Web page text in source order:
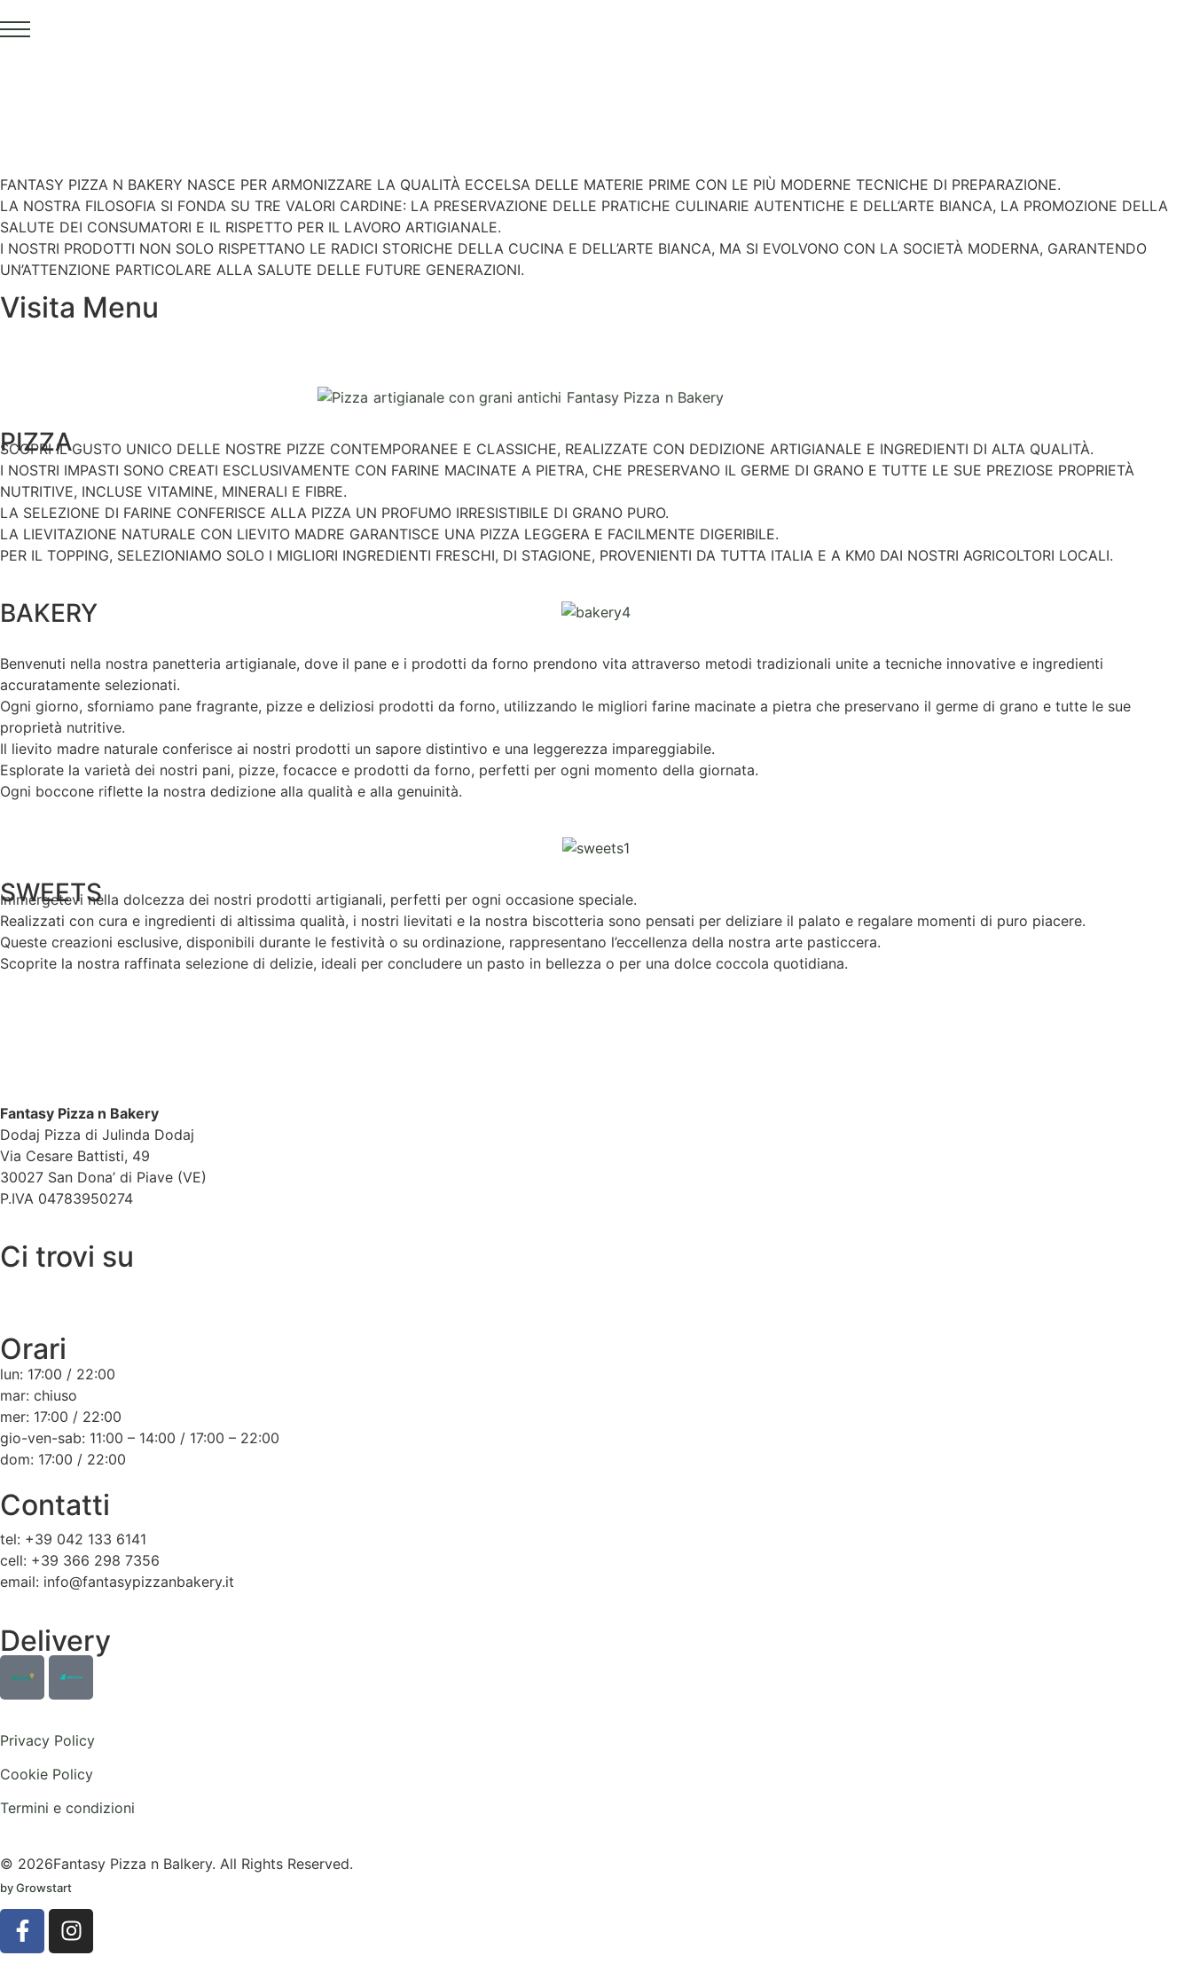
FANTASY PIZZA N BAKERY NASCE PER ARMONIZZARE LA QUALITÀ ECCELSA DELLE MATERIE PRIME CON LE PIÙ MODERNE TECNICHE DI PREPARAZIONE.
LA NOSTRA FILOSOFIA SI FONDA SU TRE VALORI CARDINE: LA PRESERVAZIONE DELLE PRATICHE CULINARIE AUTENTICHE E DELL’ARTE BIANCA, LA PROMOZIONE DELLA
SALUTE DEI CONSUMATORI E IL RISPETTO PER IL LAVORO ARTIGIANALE.
I NOSTRI PRODOTTI NON SOLO RISPETTANO LE RADICI STORICHE DELLA CUCINA E DELL’ARTE BIANCA, MA SI EVOLVONO CON LA SOCIETÀ MODERNA, GARANTENDO
UN’ATTENZIONE PARTICOLARE ALLA SALUTE DELLE FUTURE GENERAZIONI.
Visita Menu
PIZZA
SCOPRI IL GUSTO UNICO DELLE NOSTRE PIZZE CONTEMPORANEE E CLASSICHE, REALIZZATE CON DEDIZIONE ARTIGIANALE E INGREDIENTI DI ALTA QUALITÀ.
I NOSTRI IMPASTI SONO CREATI ESCLUSIVAMENTE CON FARINE MACINATE A PIETRA, CHE PRESERVANO IL GERME DI GRANO E TUTTE LE SUE PREZIOSE PROPRIETÀ
NUTRITIVE, INCLUSE VITAMINE, MINERALI E FIBRE.
LA SELEZIONE DI FARINE CONFERISCE ALLA PIZZA UN PROFUMO IRRESISTIBILE DI GRANO PURO.
LA LIEVITAZIONE NATURALE CON LIEVITO MADRE GARANTISCE UNA PIZZA LEGGERA E FACILMENTE DIGERIBILE.
PER IL TOPPING, SELEZIONIAMO SOLO I MIGLIORI INGREDIENTI FRESCHI, DI STAGIONE, PROVENIENTI DA TUTTA ITALIA E A KM0 DAI NOSTRI AGRICOLTORI LOCALI.
BAKERY
Benvenuti nella nostra panetteria artigianale, dove il pane e i prodotti da forno prendono vita attraverso metodi tradizionali unite a tecniche innovative e ingredienti
accuratamente selezionati.
Ogni giorno, sforniamo pane fragrante, pizze e deliziosi prodotti da forno, utilizzando le migliori farine macinate a pietra che preservano il germe di grano e tutte le sue
proprietà nutritive.
Il lievito madre naturale conferisce ai nostri prodotti un sapore distintivo e una leggerezza impareggiabile.
Esplorate la varietà dei nostri pani, pizze, focacce e prodotti da forno, perfetti per ogni momento della giornata.
Ogni boccone riflette la nostra dedizione alla qualità e alla genuinità.
SWEETS
Immergetevi nella dolcezza dei nostri prodotti artigianali, perfetti per ogni occasione speciale.
Realizzati con cura e ingredienti di altissima qualità, i nostri lievitati e la nostra biscotteria sono pensati per deliziare il palato e regalare momenti di puro piacere.
Queste creazioni esclusive, disponibili durante le festività o su ordinazione, rappresentano l’eccellenza della nostra arte pasticcera.
Scoprite la nostra raffinata selezione di delizie, ideali per concludere un pasto in bellezza o per una dolce coccola quotidiana.
Fantasy Pizza n Bakery
Dodaj Pizza di Julinda Dodaj
Via Cesare Battisti, 49
30027 San Dona’ di Piave (VE)
P.IVA 04783950274
Ci trovi su
Orari
lun: 17:00 / 22:00
mar: chiuso
mer: 17:00 / 22:00
gio-ven-sab: 11:00 – 14:00 / 17:00 – 22:00
dom: 17:00 / 22:00
Contatti
tel: +39 042 133 6141
cell: +39 366 298 7356
email: info@fantasypizzanbakery.it
Delivery
Privacy Policy
Cookie Policy
Termini e condizioni
© 2026Fantasy Pizza n Balkery. All Rights Reserved.
by Growstart